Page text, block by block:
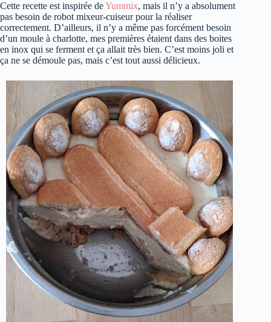
Cette recette est inspirée deYummix, mais il n’y a absolument
pas besoin de robot mixeur-cuiseur pour la réaliser
correctement. D’ailleurs, il n’y a même pas forcément besoin
d’un moule à charlotte, mes premières étaient dans des boites
en inox qui se ferment et ça allait très bien. C’est moins joli et
ça ne se démoule pas, mais c’est tout aussi délicieux.